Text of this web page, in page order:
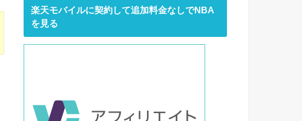
楽天モバイルに契約して追加料金なしでNBA
を見る